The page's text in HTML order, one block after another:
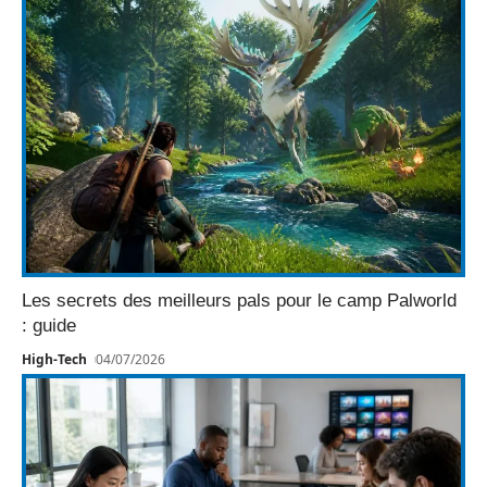
Les secrets des meilleurs pals pour le camp Palworld
: guide
High-Tech 04/07/2026